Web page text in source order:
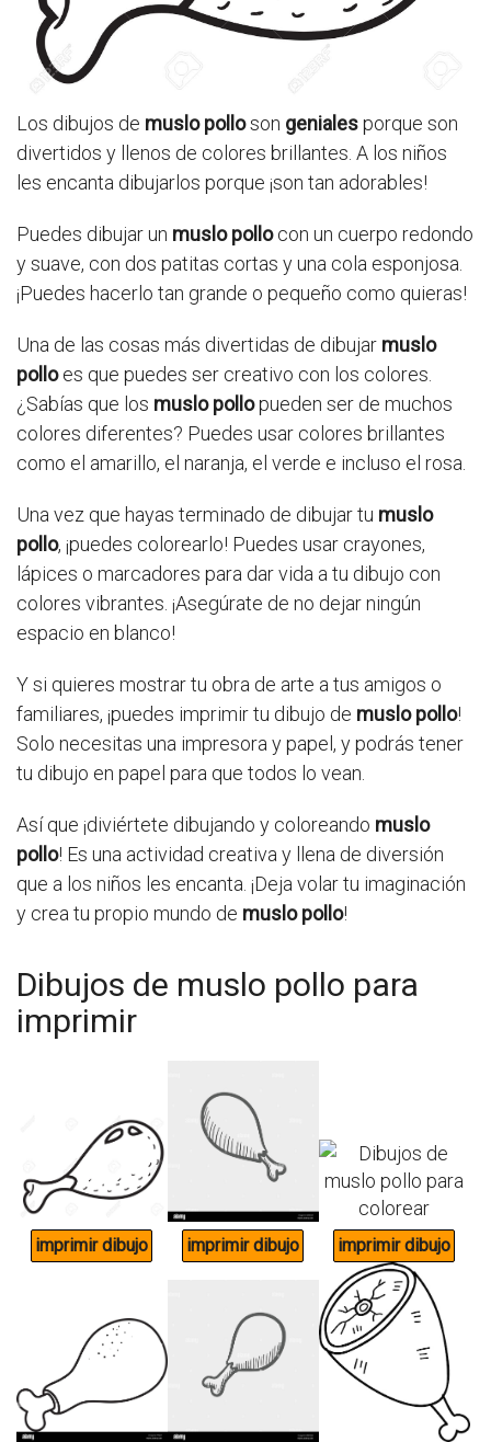
Los dibujos de muslo polloson genialesporque son
divertidos y llenos de colores brillantes. A los niños
les encanta dibujarlos porque ¡son tan adorables!
Puedes dibujar un muslo pollocon un cuerpo redondo
y suave, con dos patitas cortas y una cola esponjosa.
¡Puedes hacerlo tan grande o pequeño como quieras!
Una de las cosas más divertidas de dibujar muslo
polloes que puedes ser creativo con los colores.
¿Sabías que los muslo pollopueden ser de muchos
colores diferentes? Puedes usar colores brillantes
como el amarillo, el naranja, el verde e incluso el rosa.
Una vez que hayas terminado de dibujar tu muslo
pollo, ¡puedes colorearlo! Puedes usar crayones,
lápices o marcadores para dar vida a tu dibujo con
colores vibrantes. ¡Asegúrate de no dejar ningún
espacio en blanco!
Y si quieres mostrar tu obra de arte a tus amigos o
familiares, ¡puedes imprimir tu dibujo de muslo pollo!
Solo necesitas una impresora y papel, y podrás tener
tu dibujo en papel para que todos lo vean.
Así que ¡diviértete dibujando y coloreando muslo
pollo! Es una actividad creativa y llena de diversión
que a los niños les encanta. ¡Deja volar tu imaginación
y crea tu propio mundo de muslo pollo!
Dibujos de muslo pollo para
imprimir